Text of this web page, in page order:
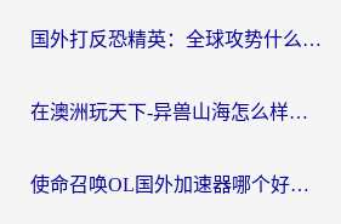
国外打反恐精英：全球攻势什么加速器好用？2026海外玩家国服游戏加速终极指南
在澳洲玩天下-异兽山海怎么样才能不卡？一份给南半球玩家的自救指南
使命召唤OL国外加速器哪个好用？海外玩家亲测的国服游戏加速终极指南